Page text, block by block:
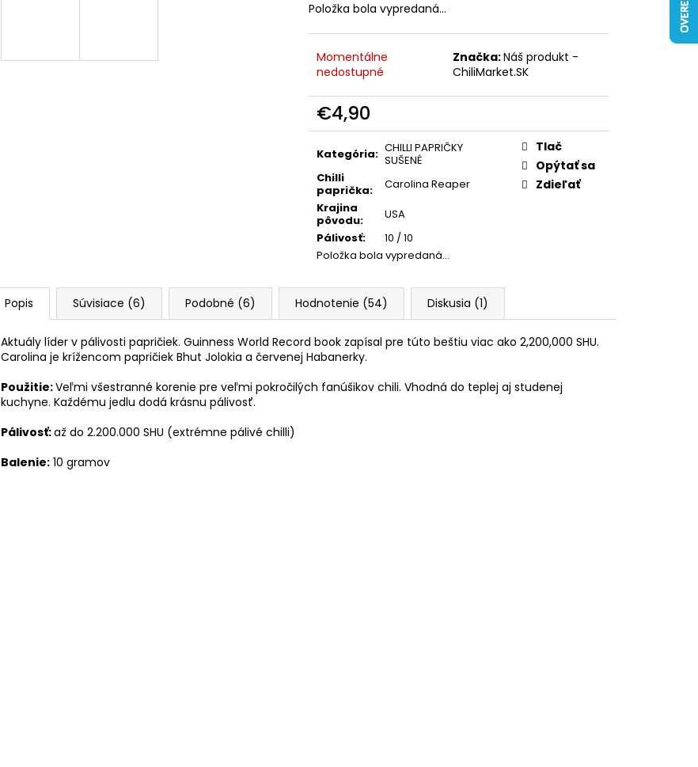
Položka bola vypredaná…
Momentálne
nedostupné
Značka:Náš produkt -
ChiliMarket.SK
€4,90
Jednotková
Kategória: CHILLI PAPRIČKY
SUŠENÉ
Chilli
paprička:
Carolina Reaper
Krajina
pôvodu:
USA
Pálivosť:
10 / 10
Položka bola vypredaná…
Tlač
Opýtať sa
Zdieľať
Popis Súvisiace (6) Podobné (6) Hodnotenie (54) Diskusia (1)
Aktuály líder v pálivosti papričiek. Guinness World Record book zapísal pre túto beštiu viac ako 2,200,000 SHU.
Carolina je krížencom papričiek Bhut Jolokia a červenej Habanerky.
Použitie:Veľmi všestranné korenie pre veľmi pokročilých fanúšikov chili. Vhodná do teplej aj studenej
kuchyne. Každému jedlu dodá krásnu pálivosť.
Pálivosť:až do 2.200.000 SHU (extrémne pálivé chilli)
Balenie: 10 gramov